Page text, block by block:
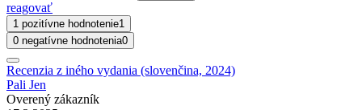
reagovať
1 pozitívne hodnotenie1
0 negatívne hodnotenia0
Recenzia z iného vydania (slovenčina, 2024)
Pali Jen
Overený zákazník